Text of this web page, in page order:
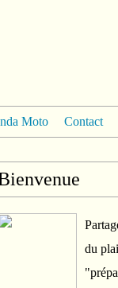
Moto Contact
du